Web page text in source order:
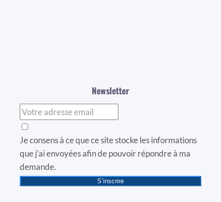
Newsletter
Je consens à ce que ce site stocke les informations
que j’ai envoyées afin de pouvoir répondre à ma
demande.
S’inscrire